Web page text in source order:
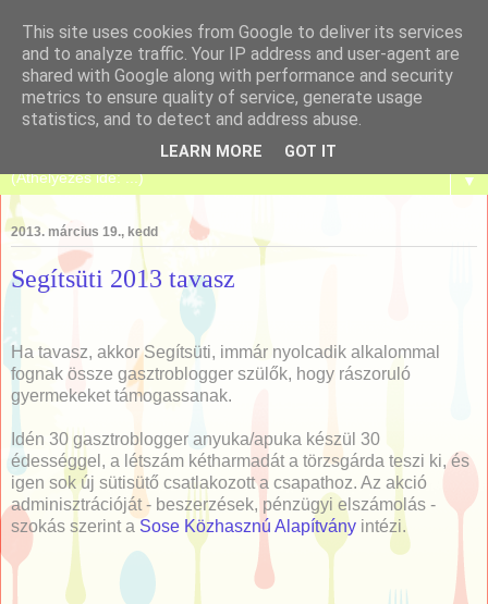
Tanulj meg sütni!
▼
2013. március 19., kedd
Segítsüti 2013 tavasz
Ha tavasz, akkor Segítsüti, immár nyolcadik alkalommal
fognak össze gasztroblogger szülők, hogy rászoruló
gyermekeket támogassanak.
Idén 30 gasztroblogger anyuka/apuka készül 30
édességgel, a létszám kétharmadát a törzsgárda teszi ki, és
igen sok új sütisütő csatlakozott a csapathoz. Az akció
adminisztrációját - beszerzések, pénzügyi elszámolás -
szokás szerint a Sose Közhasznú Alapítvány intézi.
This site uses cookies from Google to deliver its services
and to analyze traffic. Your IP address and user-agent are
shared with Google along with performance and security
metrics to ensure quality of service, generate usage
statistics, and to detect and address abuse.
LEARN MORE GOT IT